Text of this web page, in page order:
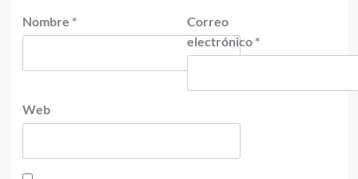
Nombre *
Correo
electrónico *
Web